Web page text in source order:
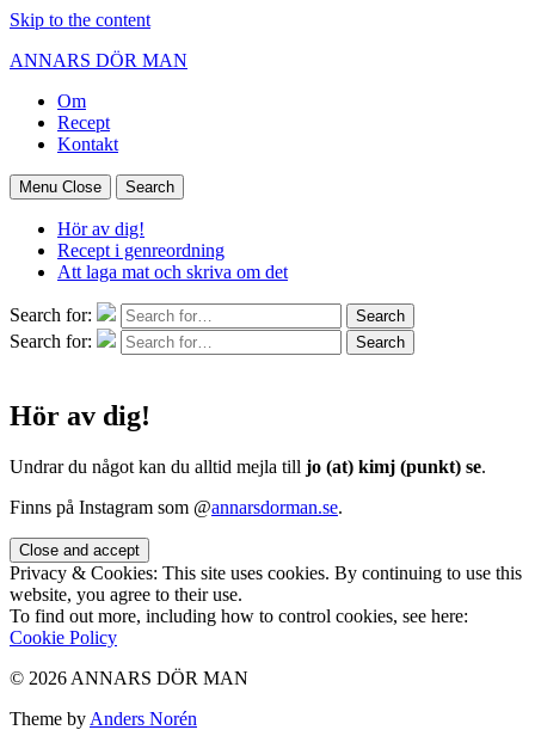
Skip to the content
ANNARS DÖR MAN
Om
Recept
Kontakt
Menu Close Search
Hör av dig!
Recept i genreordning
Att laga mat och skriva om det
Search for: Search
Search for: Search
Hör av dig!
Undrar du något kan du alltid mejla till jo (at) kimj (punkt) se.
Finns på Instagram som @annarsdorman.se.
Privacy & Cookies: This site uses cookies. By continuing to use this
website, you agree to their use.
To find out more, including how to control cookies, see here:
Cookie Policy
© 2026 ANNARS DÖR MAN
Theme by Anders Norén